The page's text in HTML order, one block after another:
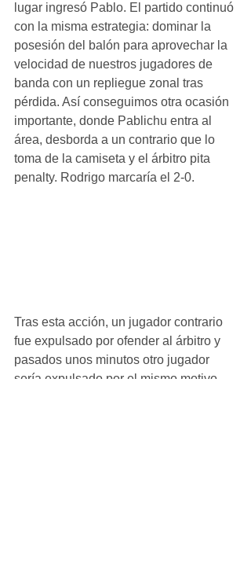
lugar ingresó Pablo. El partido continuó
con la misma estrategia: dominar la
posesión del balón para aprovechar la
velocidad de nuestros jugadores de
banda con un repliegue zonal tras
pérdida. Así conseguimos otra ocasión
importante, donde Pablichu entra al
área, desborda a un contrario que lo
toma de la camiseta y el árbitro pita
penalty. Rodrigo marcaría el 2-0.
Tras esta acción, un jugador contrario
fue expulsado por ofender al árbitro y
pasados unos minutos otro jugador
sería expulsado por el mismo motivo.